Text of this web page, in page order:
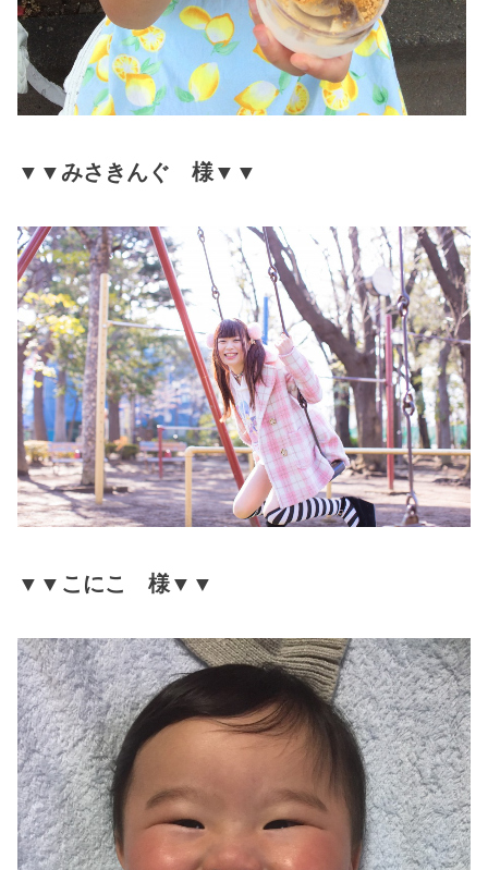
▼▼みさきんぐ 様▼▼
▼▼こにこ 様▼▼